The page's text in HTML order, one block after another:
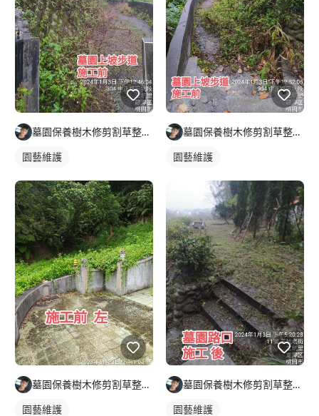
墓園保養樹木修剪割草整理及外牆清潔
園藝維護
墓園保養樹木修剪割草整理及外牆清潔
園藝維護
墓園保養樹木修剪割草整理及外牆清潔
園藝維護
墓園保養樹木修剪割草整理及外牆清潔
園藝維護